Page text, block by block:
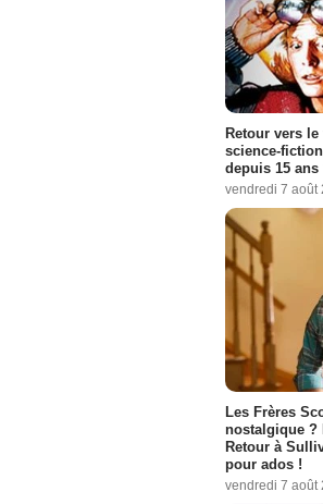
Retour vers
science-
depuis 15 ans
vendredi 7 août
Les Frères
nostalgique ?
Retour à
pour ados !
vendredi 7 août